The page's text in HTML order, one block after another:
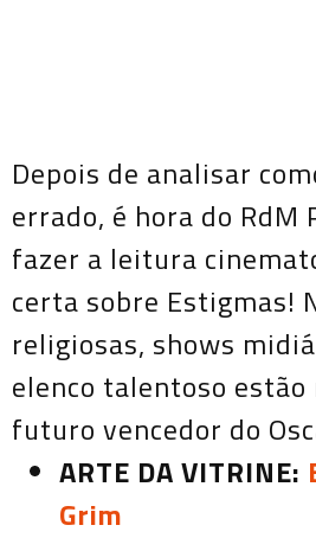
Depois de analisar
errado, é hora do RdM
fazer a leitura
certa sobre Estigmas!
religiosas, shows
elenco talentoso estão
futuro vencedor do
ARTE DA VITRINE:
Grim